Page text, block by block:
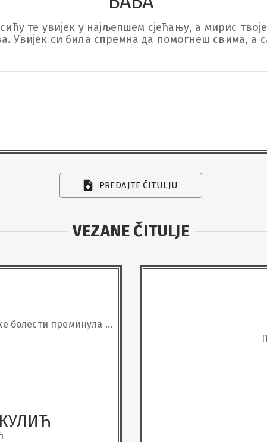
те увијек у најљепшем сјећању, а мирис
PREDAJTE ČITULJU
VEZANE ČITULJE
болeсти преминула је